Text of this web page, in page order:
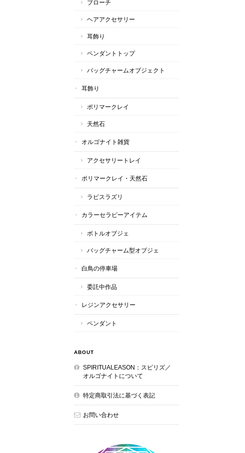
ブローチ
ヘアアクセサリー
耳飾り
ペンダントトップ
バッグチャームオブジェクト
耳飾り
ポリマークレイ
天然石
オルゴナイト雑貨
アクセサリートレイ
ポリマークレイ・天然石
ラピスラズリ
カラーセラピーアイテム
ボトルオブジェ
バッグチャーム型オブジェ
白鳥の停車場
委託中作品
レジンアクセサリー
ペンダント
ABOUT
SPIRITUALEASON：スピリズ／
オルゴナイトについて
特定商取引法に基づく表記
お問い合わせ